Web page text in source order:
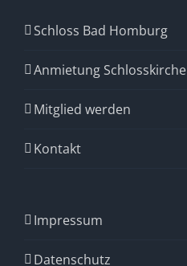
Schloss Bad Homburg
Anmietung Schlosskirche
Mitglied werden
Kontakt
Impressum
Datenschutz